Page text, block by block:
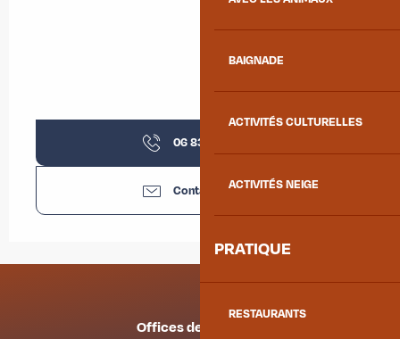
BAIGNADE
ACTIVITÉS CULTURELLES
ACTIVITÉS NEIGE
PRATIQUE
RESTAURANTS
06 83 23 74
Contactez-nous
Offices de tourisme